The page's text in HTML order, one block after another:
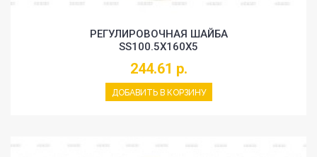
РЕГУЛИРОВОЧНАЯ ШАЙБА
SS100.5X160X5
244.61 р.
ДОБАВИТЬ В КОРЗИНУ